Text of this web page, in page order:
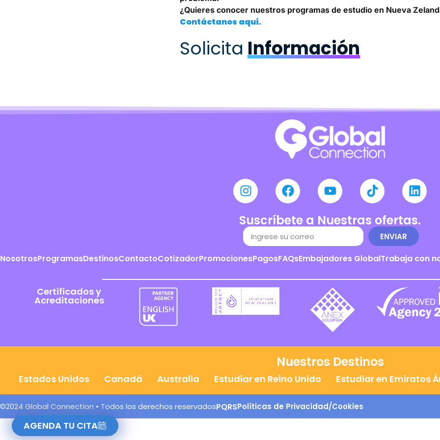
¿Quieres conocer nuestros programas de estudio en Nueva
Contáctanos aquí.
Solicita Información
AGENDA TU CITA
Suscríbete a Nuestras ofertas.
ENVIAR
NosotrosProgramasDestinosContactoCotizadorPromocionesPagosFAQsEmbajadores GlobalTrabaja con
Certificados y
Acreditaciones
Nuestros Destinos
Estados Unidos Canadá Australia Estudiar en Reino Unido Estudiar en Emiratos
©2024 Global Connection • Todos los derechos reservadosPQRSPolíticas de Privacidad/Cookies